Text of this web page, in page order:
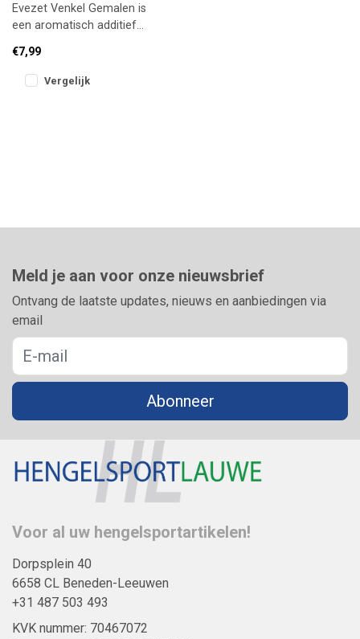
Evezet Venkel Gemalen is
een aromatisch additief
licht zoete venkelgeur w
€7,99
Vergelijk
Meld je aan voor onze nieuwsbrief
Ontvang de laatste updates, nieuws en aanbiedingen via
email
Abonneer
Voor al uw hengelsportartikelen!
Dorpsplein 40
6658 CL Beneden-Leeuwen
+31 487 503 493
KVK nummer: 70467072